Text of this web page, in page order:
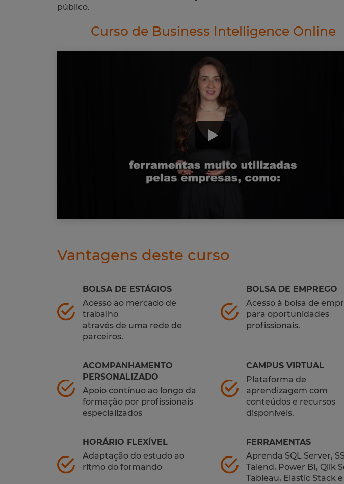
público.
Curso de Business Intelligence Online
Vantagens deste curso
BOLSA DE ESTÁGIOS
Acesso ao mercado de
trabalho
através de uma rede de
parceiros.
BOLSA DE EMPREGO
Acesso à bolsa de
para oportunidades
profissionais.
ACOMPANHAMENTO
PERSONALIZADO
Apoio contínuo ao longo da
formação por profissionais
especializados
CAMPUS VIRTUAL
Plataforma de
aprendizagem com
conteúdos e recursos
disponíveis.
HORÁRIO FLEXÍVEL
Adaptação do estudo ao
ritmo do formando
FERRAMENTAS
Aprenda SQL Server,
Talend, Power BI, Qlik
Tableau, Elastic Stack e